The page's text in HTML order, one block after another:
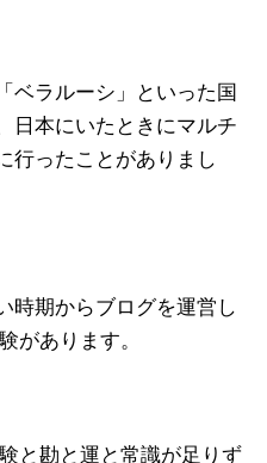
ベラルーシ」といった国
日本にいたときにマルチ
行ったことがありまし
時期からブログを運営し
があります。
と勘と運と常識が足りず